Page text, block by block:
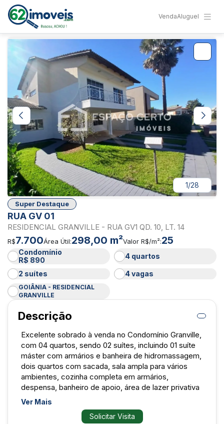
VendaAluguel
1/28
RUA GV 01
RESIDENCIAL GRANVILLE - RUA GV1 QD. 10, LT. 14
Super Destaque
R$7.700Área Útil:298,00 m²Valor R$/m²:25
Condomínio
R$ 890
4 quartos
2 suítes 4 vagas
GOIÂNIA - RESIDENCIAL
GRANVILLE
Descrição
Excelente sobrado à venda no Condomínio Granville,
com 04 quartos, sendo 02 suítes, incluindo 01 suíte
máster com armários e banheira de hidromassagem,
dois quartos com sacada, sala ampla para vários
ambientes, cozinha completa em armários,
despensa, banheiro de apoio, área de lazer privativa
com piscina e churrasqueira, 298 m², 04 vagas de
garagem. O condomínio oferece infraestrutura
completa, com segurança, áreas de lazer, espaços
Ver Mais
Solicitar Visita